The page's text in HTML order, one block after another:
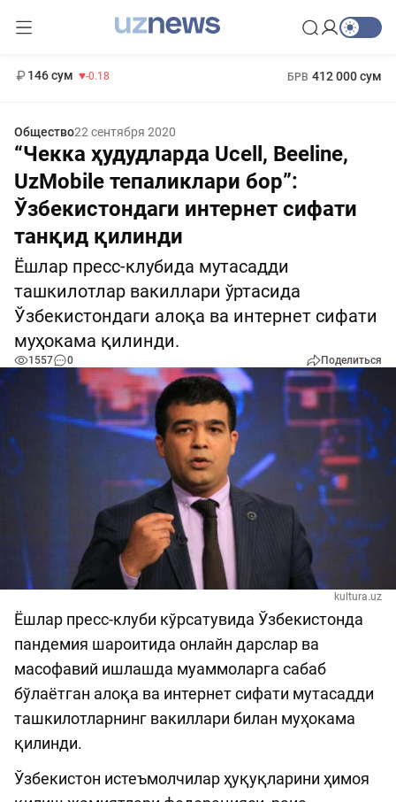
146 сум -0.18 БРВ 412 000 сум
Общество22 сентября 2020
“Чекка ҳудудларда Ucell, Beeline,
UzMobile тепаликлари бор”:
Ўзбекистондаги интернет сифати
танқид қилинди
Ёшлар пресс-клубида мутасадди
ташкилотлар вакиллари ўртасида
Ўзбекистондаги алоқа ва интернет сифати
муҳокама қилинди.
1557 0 Поделиться
kultura.uz
Ёшлар пресс-клуби кўрсатувида Ўзбекистонда
пандемия шароитида онлайн дарслар ва
масофавий ишлашда муаммоларга сабаб
бўлаётган алоқа ва интернет сифати мутасадди
ташкилотларнинг вакиллари билан муҳокама
қилинди.
Ўзбекистон истеъмолчилар ҳуқуқларини ҳимоя